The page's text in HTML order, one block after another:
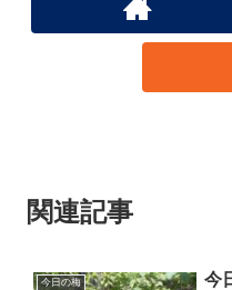
関連記事
今日の梅 今